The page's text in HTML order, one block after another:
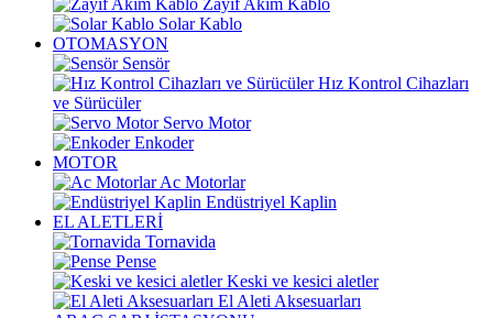
Zayıf Akım Kablo
Solar Kablo
OTOMASYON
Sensör
Hız Kontrol Cihazları
ve Sürücüler
Servo Motor
Enkoder
MOTOR
Ac Motorlar
Endüstriyel Kaplin
EL ALETLERİ
Tornavida
Pense
Keski ve kesici aletler
El Aleti Aksesuarları